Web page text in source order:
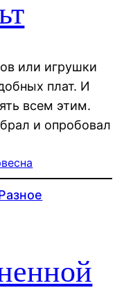
или игрушки
плат. И
всем этим.
и опробовал